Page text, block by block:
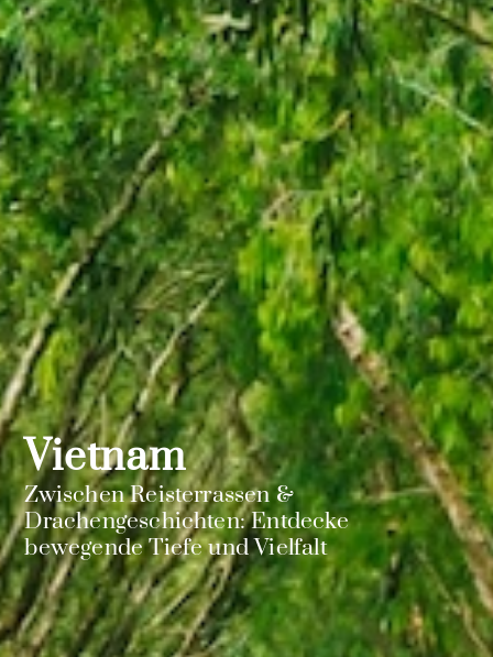
Vietnam
Zwischen Reisterrassen &
Drachengeschichten: Entdecke
bewegende Tiefe und Vielfalt